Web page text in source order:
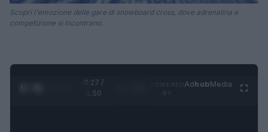
Scopri l'emozione delle gare di snowboard cross, dove adrenalina e
competizione si incontrano.
0:27 /
1:50
AdhubMedia